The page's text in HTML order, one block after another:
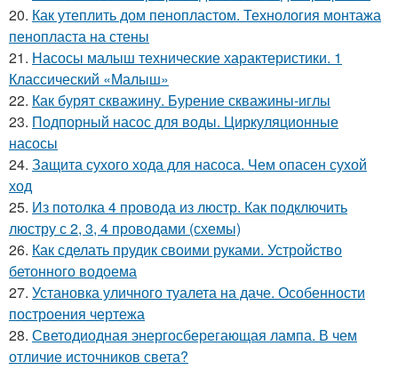
20. Как утеплить дом пенопластом. Технология монтажа
пенопласта на стены
21. Насосы малыш технические характеристики. 1
Классический «Малыш»
22. Как бурят скважину. Бурение скважины-иглы
23. Подпорный насос для воды. Циркуляционные
насосы
24. Защита сухого хода для насоса. Чем опасен сухой
ход
25. Из потолка 4 провода из люстр. Как подключить
люстру с 2, 3, 4 проводами (схемы)
26. Как сделать прудик своими руками. Устройство
бетонного водоема
27. Установка уличного туалета на даче. Особенности
построения чертежа
28. Светодиодная энергосберегающая лампа. В чем
отличие источников света?